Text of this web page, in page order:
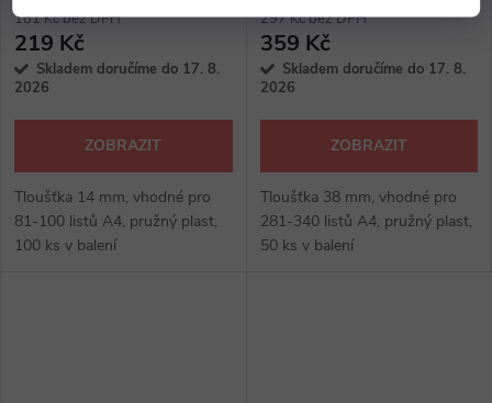
181 Kč bez DPH
219 Kč
Skladem doručíme do 17. 8.
2026
ZOBRAZIT
Tloušťka 14 mm, vhodné pro
81-100 listů A4, pružný plast,
100 ks v balení
297 Kč bez DPH
359 Kč
Skladem doručíme do 17. 8.
2026
ZOBRAZIT
Tloušťka 38 mm, vhodné pro
281-340 listů A4, pružný plast,
50 ks v balení